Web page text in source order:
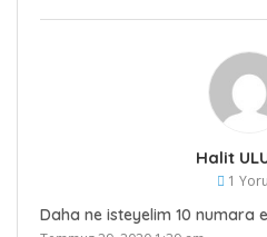
Halit
1
Daha ne isteyelim 10 numara